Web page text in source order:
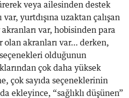
veya ailesinden destek
yurtdışına uzaktan çalışan
var, hobisinden para
olan akranları var… derken,
olduğunun
çok daha yüksek
çok sayıda seçeneklerinin
ekleyince, “sağlıklı düşünen”